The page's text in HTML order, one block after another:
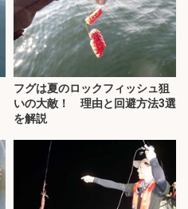
フグは夏のロックフィッシュ狙
いの大敵！ 理由と回避方法3選
を解説